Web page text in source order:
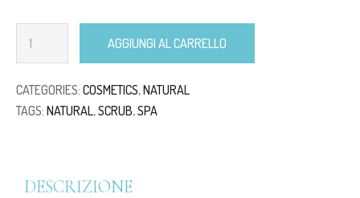
AGGIUNGI AL CARRELLO
CATEGORIES: COSMETICS,NATURAL
TAGS: NATURAL,SCRUB,SPA
DESCRIZIONE